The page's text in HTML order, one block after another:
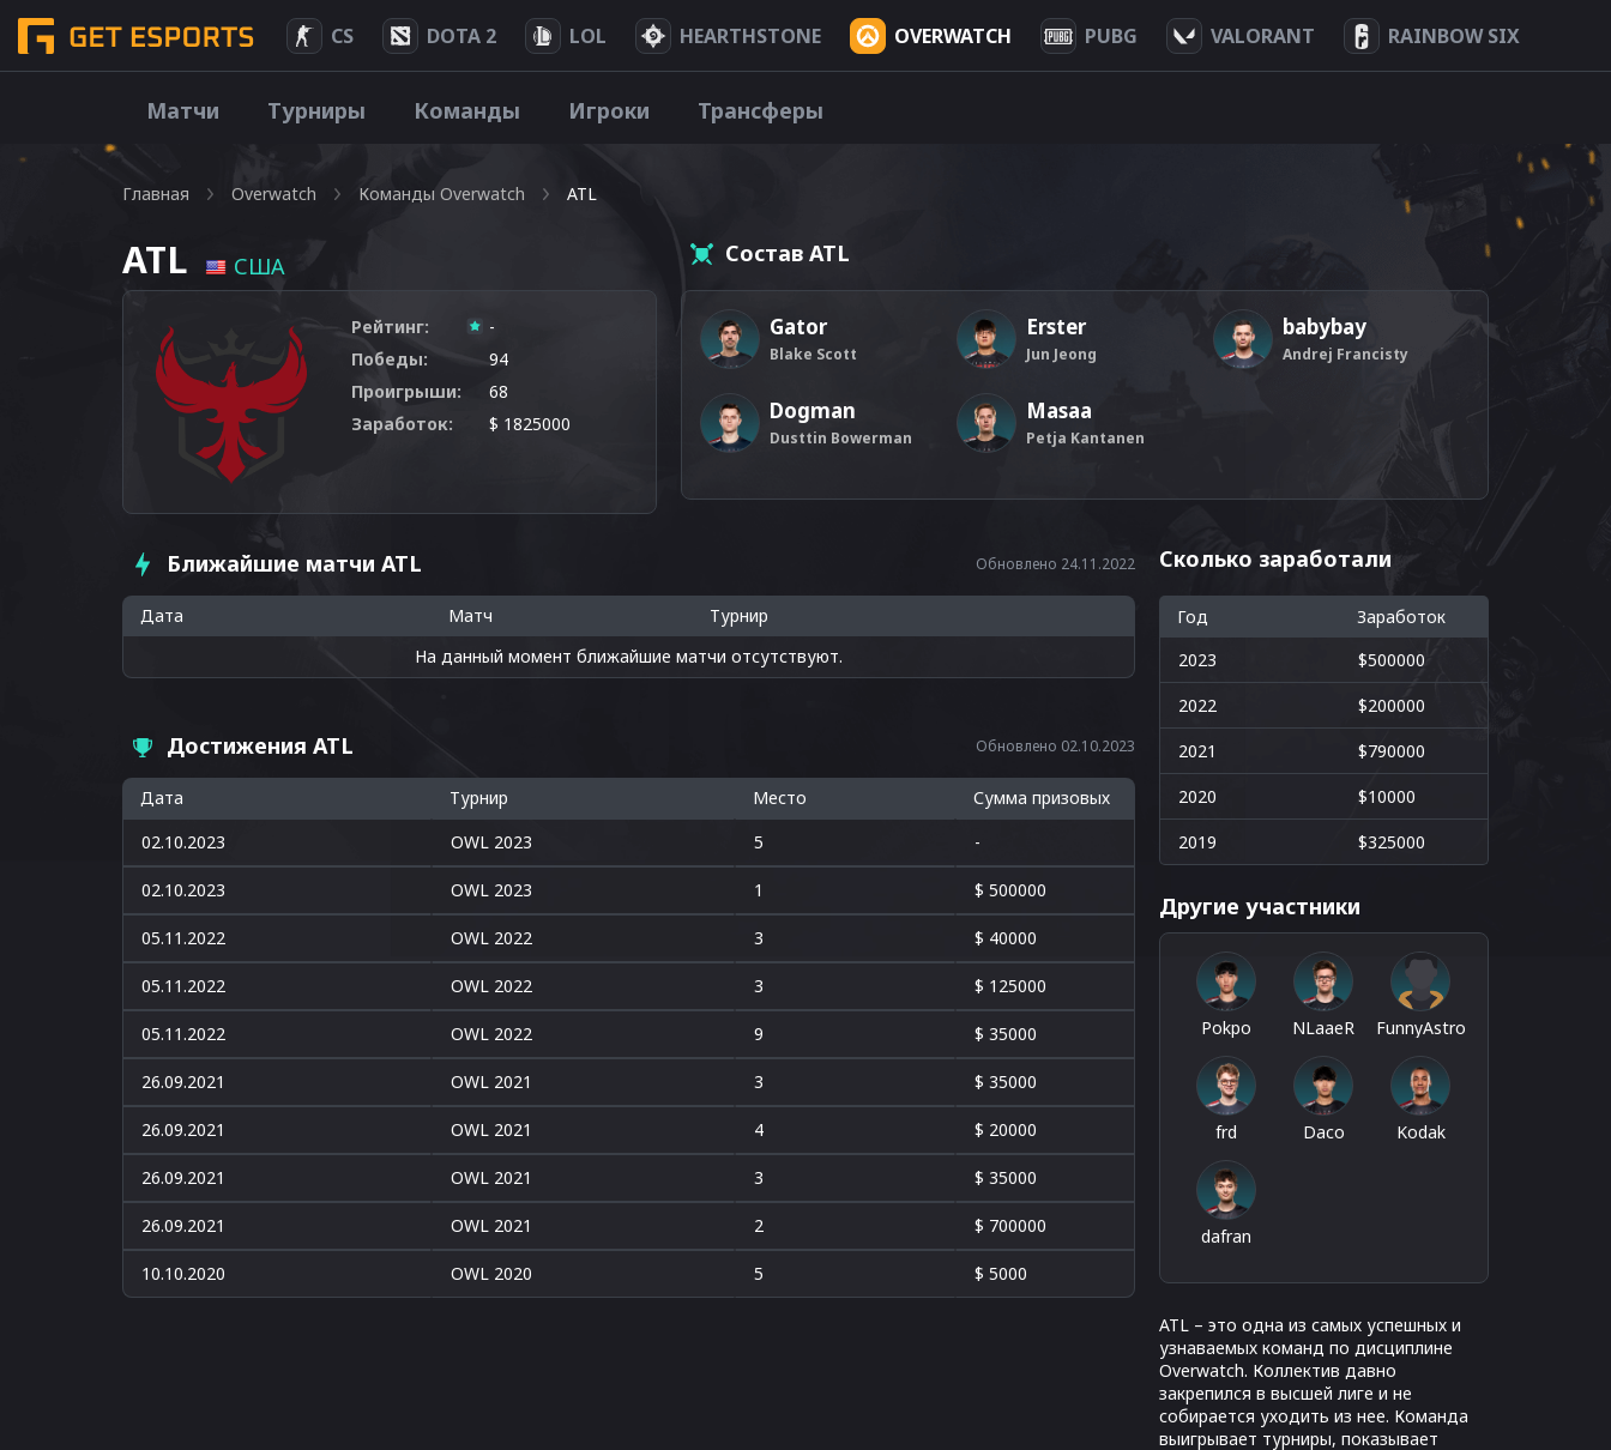
CS DOTA 2 LOL HEARTHSTONE OVERWATCH
Матчи Турниры Команды Игроки Трансферы
PUBG VALORANT RAINBOW SIX
Главная Overwatch Команды Overwatch ATL
ATL США
Рейтинг:
-
Победы:
94
Проигрыши:
68
Заработок:
$ 1825000
Состав ATL
Gator
Blake Scott
Erster
Jun Jeong
babybay
Andrej Francisty
Dogman
Dusttin Bowerman
Masaa
Petja Kantanen
Ближайшие матчи ATL Обновлено 24.11.2022
Дата Матч
Турнир
На данный момент ближайшие матчи отсутствуют.
Достижения ATL Обновлено 02.10.2023
Дата Турнир Место
Сумма призовых
02.10.2023
OWL 2023 5 -
02.10.2023 OWL 2023 1 $ 500000
05.11.2022 OWL 2022 3 $ 40000
05.11.2022 OWL 2022 3 $ 125000
05.11.2022 OWL 2022 9 $ 35000
26.09.2021 OWL 2021 3 $ 35000
26.09.2021 OWL 2021 4 $ 20000
26.09.2021 OWL 2021 3 $ 35000
26.09.2021 OWL 2021 2 $ 700000
10.10.2020 OWL 2020 5 $ 5000
Сколько заработали
Год
Заработок
2023
$500000
2022
$200000
2021
$790000
2020
$10000
2019
$325000
Другие участники
Pokpo NLaaeR FunnyAstro
frd Daco Kodak
dafran
ATL – это одна из самых успешных и
узнаваемых команд по дисциплине
Overwatch. Коллектив давно
закрепился в высшей лиге и не
собирается уходить из нее. Команда
выигрывает турниры, показывает